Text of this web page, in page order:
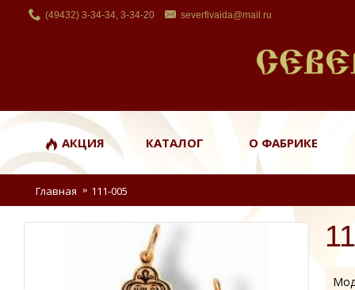
(49432) 3-34-34, 3-34-20 severfivaida@mail.ru
АКЦИЯ КАТАЛОГ О ФАБРИКЕ
Главная 111-005